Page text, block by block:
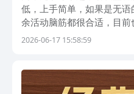
低，上手简单，如果是无
余活动脑筋都很合适，目
马游戏，在九游平台都能轻
2026-06-17 15:58:59